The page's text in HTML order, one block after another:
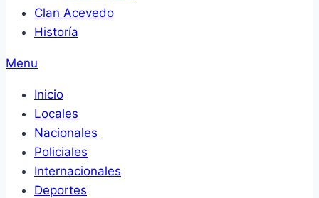
Clan Acevedo
Historía
Menu
Inicio
Locales
Nacionales
Policiales
Internacionales
Deportes